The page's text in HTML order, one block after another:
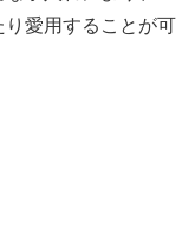
愛用することが可